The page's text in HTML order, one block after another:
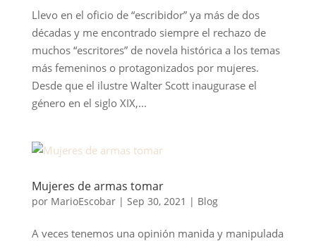
Llevo en el oficio de “escribidor” ya más de dos
décadas y me encontrado siempre el rechazo de
muchos “escritores” de novela histórica a los temas
más femeninos o protagonizados por mujeres.
Desde que el ilustre Walter Scott inaugurase el
género en el siglo XIX,...
Mujeres de armas tomar
por MarioEscobar| Sep 30, 2021 | Blog
A veces tenemos una opinión manida y manipulada